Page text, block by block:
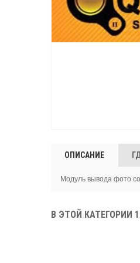
ОПИСАНИЕ
Модуль вывода фото
В ЭТОЙ КАТЕГОРИИ